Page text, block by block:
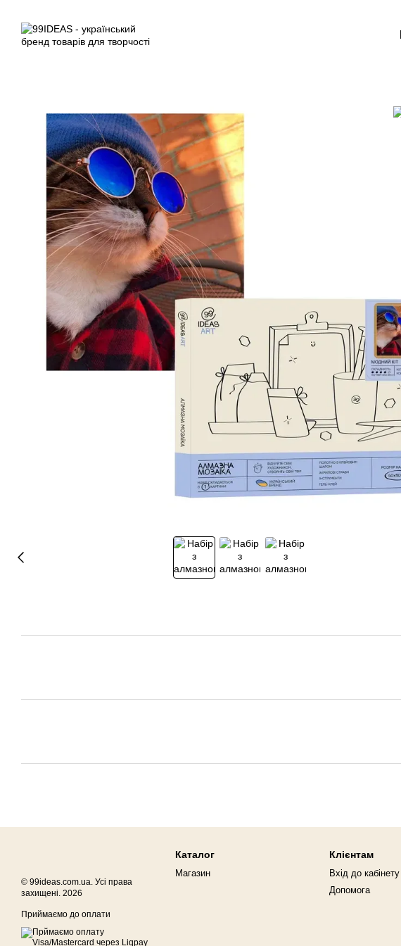
© 99ideas.com.ua. Усі права
захищені. 2026
Приймаємо до оплати
Каталог
Магазин
Клієнтам
Вхід до кабінету
Допомога